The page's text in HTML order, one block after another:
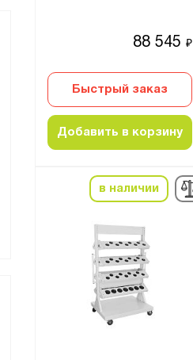
88 545 ₽
Быстрый заказ
Добавить в корзину
в наличии